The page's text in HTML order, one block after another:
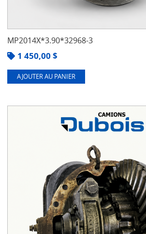
MP2014X*3.90*32968-3
1 450,00 $
AJOUTER AU PANIER